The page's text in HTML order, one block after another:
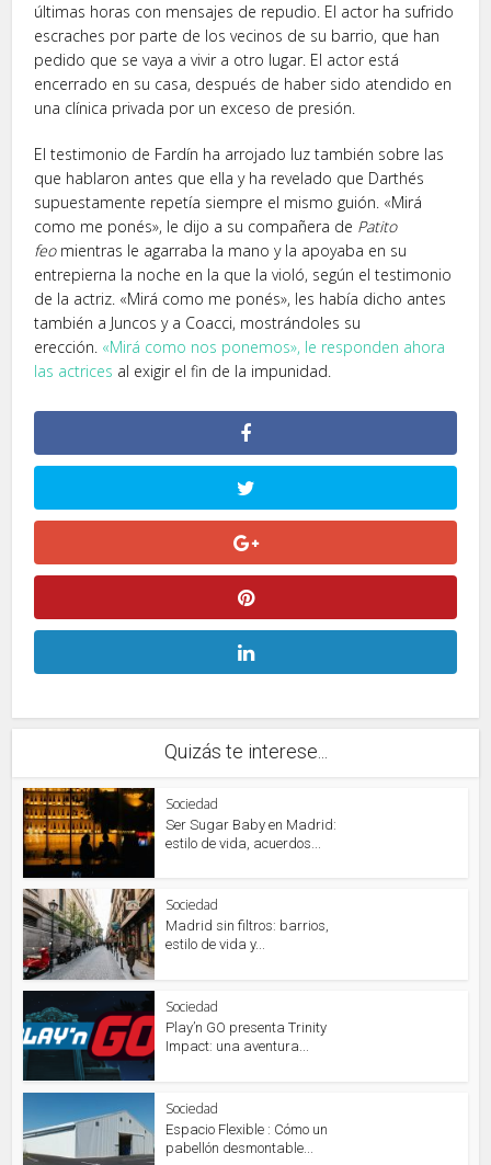
últimas horas con mensajes de repudio. El actor ha sufrido
escraches por parte de los vecinos de su barrio, que han
pedido que se vaya a vivir a otro lugar. El actor está
encerrado en su casa, después de haber sido atendido en
una clínica privada por un exceso de presión.
El testimonio de Fardín ha arrojado luz también sobre las
que hablaron antes que ella y ha revelado que Darthés
supuestamente repetía siempre el mismo guión. «Mirá
como me ponés», le dijo a su compañera de Patito
feomientras le agarraba la mano y la apoyaba en su
entrepierna la noche en la que la violó, según el testimonio
de la actriz. «Mirá como me ponés», les había dicho antes
también a Juncos y a Coacci, mostrándoles su
erección. «Mirá como nos ponemos», le responden ahora
las actrices al exigir el fin de la impunidad.
Quizás te interese...
Sociedad
Ser Sugar Baby en Madrid:
estilo de vida, acuerdos...
Sociedad
Madrid sin filtros: barrios,
estilo de vida y...
Sociedad
Play’n GO presenta Trinity
Impact: una aventura...
Sociedad
Espacio Flexible : Cómo un
pabellón desmontable...